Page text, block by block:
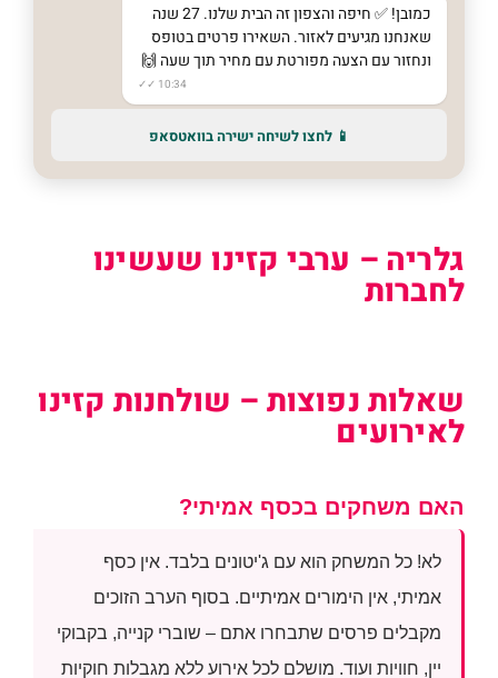
כמובן! ✅ חיפה והצפון זה הבית שלנו. 27 שנה
שאנחנו מגיעים לאזור. השאירו פרטים בטופס
ונחזור עם הצעה מפורטת עם מחיר תוך שעה 🙌
10:34 ✓✓
📱 לחצו לשיחה ישירה בוואטסאפ
גלריה – ערבי קזינו שעשינו
לחברות
שאלות נפוצות – שולחנות קזינו
לאירועים
האם משחקים בכסף אמיתי?
לא! כל המשחק הוא עם ג'יטונים בלבד. אין כסף
אמיתי, אין הימורים אמיתיים. בסוף הערב הזוכים
מקבלים פרסים שתבחרו אתם – שוברי קנייה, בקבוקי
יין, חוויות ועוד. מושלם לכל אירוע ללא מגבלות חוקיות